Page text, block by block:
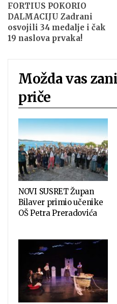
FORTIUS POKORIO
DALMACIJU Zadrani
osvojili 34 medalje i čak
19 naslova prvaka!
Možda vas
priče
NOVI SUSRET Župan
Bilaver primio učenike
OŠ Petra Preradovića